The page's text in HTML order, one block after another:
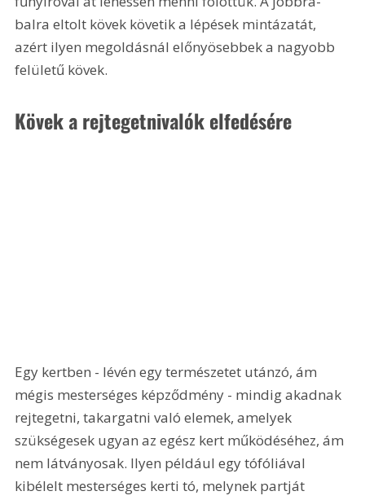
balra eltolt kövek követik a lépések mintázatát,
azért ilyen megoldásnál előnyösebbek a nagyobb
felületű kövek.
Kövek a rejtegetnivalók elfedésére
Egy kertben - lévén egy természetet utánzó, ám
mégis mesterséges képződmény - mindig akadnak
rejtegetni, takargatni való elemek, amelyek
szükségesek ugyan az egész kert működéséhez, ám
nem látványosak. Ilyen például egy tófóliával
kibélelt mesterséges kerti tó, melynek partját